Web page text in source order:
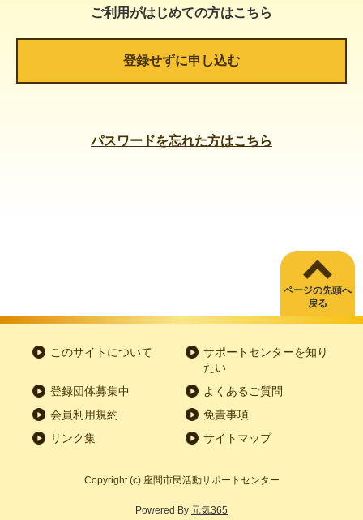
ご利用がはじめての方はこちら
登録せずに申し込む
パスワードを忘れた方はこちら
ページの先頭へ
戻る
このサイトについて
サポートセンターを知り
たい
登録団体募集中
よくあるご質問
会員利用規約
免責事項
リンク集
サイトマップ
Copyright(c) 座間市民活動サポートセンター
Powered By 元気365